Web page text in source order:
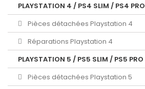
PLAYSTATION 4 / PS4 SLIM / PS4 PRO
Pièces détachées Playstation 4
Réparations Playstation 4
PLAYSTATION 5 / PS5 SLIM / PS5 PRO
Pièces détachées Playstation 5